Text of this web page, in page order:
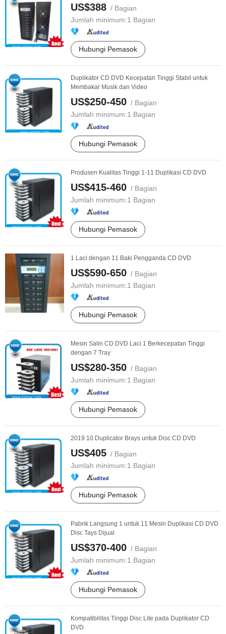
US$388 / Bagian
Jumlah minimum:1 Bagian
Hubungi Pemasok
Duplikator CD DVD Kecepatan Tinggi Stabil untuk
Membakar Musik dan Video
US$250-450 / Bagian
Jumlah minimum:1 Bagian
Hubungi Pemasok
Produsen Kualitas Tinggi 1-11 Duplikasi CD DVD
US$415-460 / Bagian
Jumlah minimum:1 Bagian
Hubungi Pemasok
1 Laci dengan 11 Baki Pengganda CD DVD
US$590-650 / Bagian
Jumlah minimum:1 Bagian
Hubungi Pemasok
Mesin Salin CD DVD Laci 1 Berkecepatan Tinggi
dengan 7 Tray
US$280-350 / Bagian
Jumlah minimum:1 Bagian
Hubungi Pemasok
2019 10 Duplicator Brays untuk Disc CD DVD
US$405 / Bagian
Jumlah minimum:1 Bagian
Hubungi Pemasok
Pabrik Langsung 1 untuk 11 Mesin Duplikasi CD DVD
Disc Tays Dijual
US$370-400 / Bagian
Jumlah minimum:1 Bagian
Hubungi Pemasok
Kompatibilitas Tinggi Disc Lite pada Duplikator CD
DVD